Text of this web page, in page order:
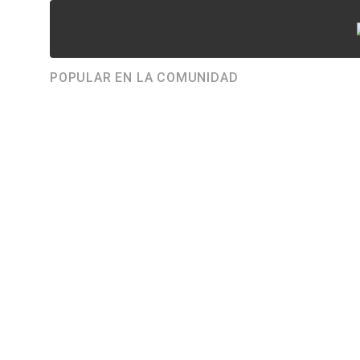
POPULAR EN LA COMUNIDAD